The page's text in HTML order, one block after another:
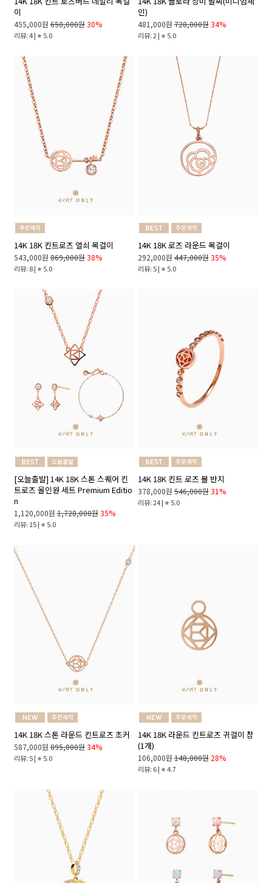
이
455,000원 650,000원 30%
리뷰: 4 | 5.0
인)
481,000원 728,000원 34%
리뷰: 2 | 5.0
14K 18K 킨트로즈 열쇠 목걸이
543,000원 869,000원 38%
리뷰: 8 | 5.0
14K 18K 로즈 라운드 목걸이
292,000원 447,000원 35%
리뷰: 5 | 5.0
[오늘출발] 14K 18K 스톤 스퀘어 킨
트로즈 올인원 세트 Premium Editio
n
1,120,000원 1,728,000원 35%
리뷰: 15 | 5.0
14K 18K 킨트 로즈 볼 반지
378,000원 546,000원 31%
리뷰: 24 | 5.0
14K 18K 스톤 라운드 킨트로즈 초커
587,000원 895,000원 34%
리뷰: 5 | 5.0
14K 18K 라운드 킨트로즈 귀걸이 참
(1개)
106,000원 148,000원 28%
리뷰: 6 | 4.7